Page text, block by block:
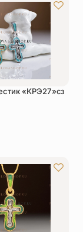
«КРЭ27»сз